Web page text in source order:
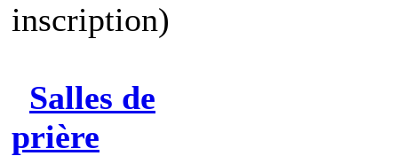
inscription)
Salles de
prière